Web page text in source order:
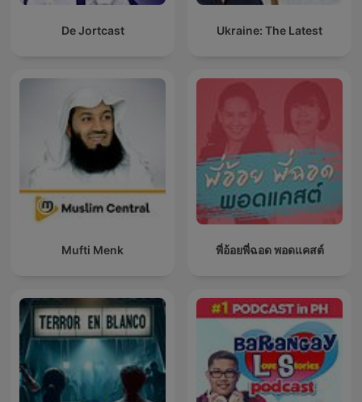
De Jortcast Ukraine: The Latest
Mufti Menk พี่อ้อยพี่ฉอด พอดแคสต์